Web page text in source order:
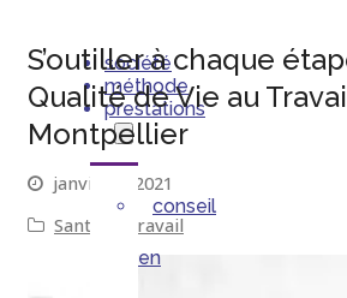
société
méthode
prestations
conseil
en
S’outiller à chaque
Qualité de Vie au
Montpellier
janvier 8, 2021
Santé au travail